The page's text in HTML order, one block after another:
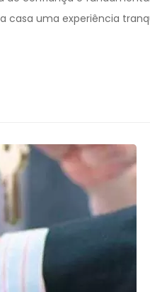
casa uma experiência